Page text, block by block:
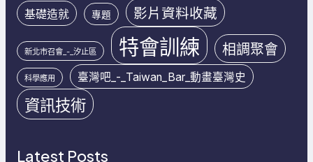
基礎造就 專題 影片資料收藏
新北市召會_-_汐止區 特會訓練 相調聚會
科學應用 臺灣吧_-_Taiwan_Bar_動畫臺灣史
資訊技術
Latest Posts